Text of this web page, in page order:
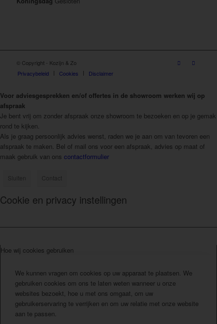
© Copyright - Kozijn & Zo
Privacybeleid
Cookies Disclaimer
Voor adviesgesprekken en/of offertes in de showroom werken wij op
afspraak
Je bent vrij om zonder afspraak onze showroom te bezoeken en op je gemak
rond te kijken.
Als je graag persoonlijk advies wenst, raden we je aan om van tevoren een
afspraak te maken. Bel of mail ons voor een afspraak, advies op maat of
maak gebruik van ons contactformulier
Sluiten Contact
Cookie en privacy instellingen
Hoe wij cookies gebruiken
We kunnen vragen om cookies op uw apparaat te plaatsen. We
gebruiken cookies om ons te laten weten wanneer u onze
websites bezoekt, hoe u met ons omgaat, om uw
gebruikerservaring te verrijken en om uw relatie met onze website
aan te passen.